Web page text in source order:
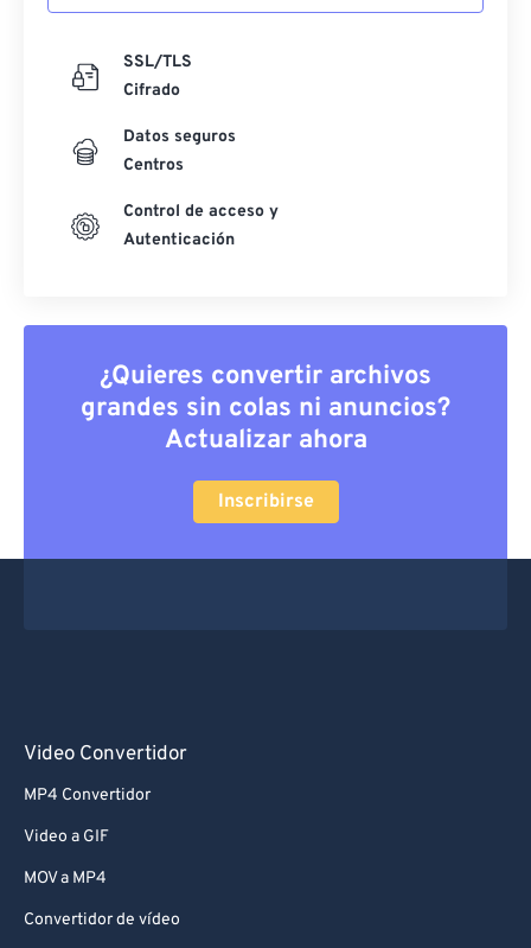
SSL/TLS
Cifrado
Datos seguros
Centros
Control de acceso y
Autenticación
¿Quieres convertir archivos
grandes sin colas ni anuncios?
Actualizar ahora
Inscribirse
Video Convertidor
MP4 Convertidor
Video a GIF
MOV a MP4
Convertidor de vídeo